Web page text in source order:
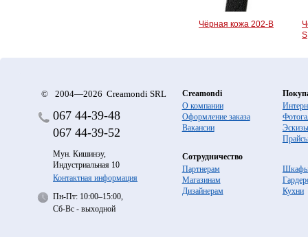
Чёрная кожа 202-B
S
© 2004—2026 Creamondi SRL
067 44-39-48
067 44-39-52
Мун. Кишинэу,
Индустриальная 10
Контактная информация
Пн-Пт: 10:00–15:00,
Сб-Вс - выходной
Creamondi
О компании
Оформление заказа
Вакансии
Эскизы
Сотрудничество
Партнерам
Магазинам
Дизайнерам
Кухни